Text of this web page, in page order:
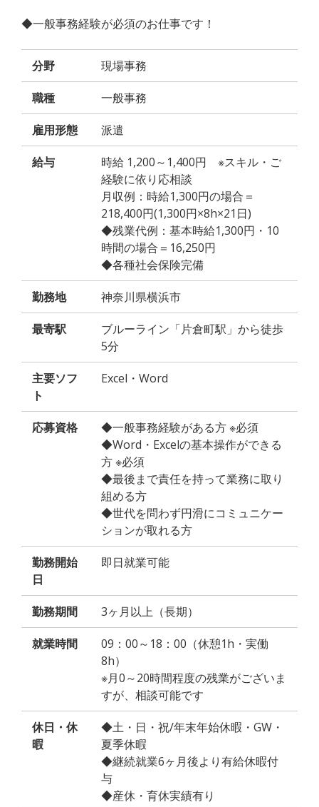
◆一般事務経験が必須のお仕事です！
分野 現場事務
職種 一般事務
雇用形態 派遣
給与
時給 1,200～1,400円 ※スキル・ご
経験に依り応相談
月収例：時給1,300円の場合＝
218,400円(1,300円×8h×21日)
◆残業代例：基本時給1,300円・10
時間の場合＝16,250円
◆各種社会保険完備
勤務地 神奈川県横浜市
最寄駅
ブルーライン「片倉町駅」から徒歩
5分
主要ソフ
ト
Excel・Word
応募資格
◆一般事務経験がある方 ※必須
◆Word・Excelの基本操作ができる
方 ※必須
◆最後まで責任を持って業務に取り
組める方
◆世代を問わず円滑にコミュニケー
ションが取れる方
勤務開始
日
即日就業可能
勤務期間 3ヶ月以上（長期）
就業時間
09：00～18：00（休憩1h・実働
8h）
※月0～20時間程度の残業がございま
すが、相談可能です
休日・休
暇
◆土・日・祝/年末年始休暇・GW・
夏季休暇
◆継続就業6ヶ月後より有給休暇付
与
◆産休・育休実績有り